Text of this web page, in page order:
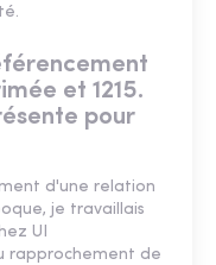
et 1215.
pour
d'une relation
je travaillais
UI
rapprochement de